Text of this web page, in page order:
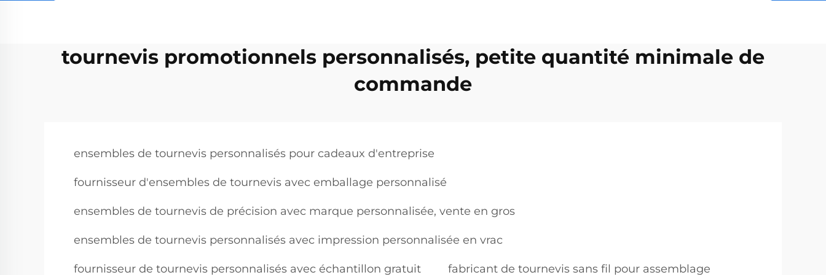
tournevis promotionnels personnalisés, petite quantité minimale de
commande
ensembles de tournevis personnalisés pour cadeaux d'entreprise
fournisseur d'ensembles de tournevis avec emballage personnalisé
ensembles de tournevis de précision avec marque personnalisée, vente en gros
ensembles de tournevis personnalisés avec impression personnalisée en vrac
fournisseur de tournevis personnalisés avec échantillon gratuit fabricant de tournevis sans fil pour assemblage